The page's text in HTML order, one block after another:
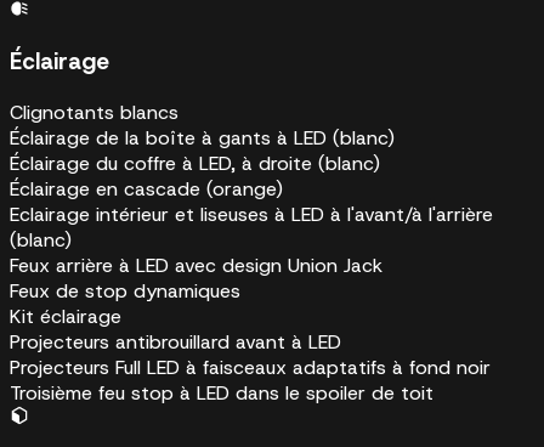
Éclairage
Clignotants blancs
Éclairage de la boîte à gants à LED (blanc)
Éclairage du coffre à LED, à droite (blanc)
Éclairage en cascade (orange)
Eclairage intérieur et liseuses à LED à l'avant/à l'arrière
(blanc)
Feux arrière à LED avec design Union Jack
Feux de stop dynamiques
Kit éclairage
Projecteurs antibrouillard avant à LED
Projecteurs Full LED à faisceaux adaptatifs à fond noir
Troisième feu stop à LED dans le spoiler de toit